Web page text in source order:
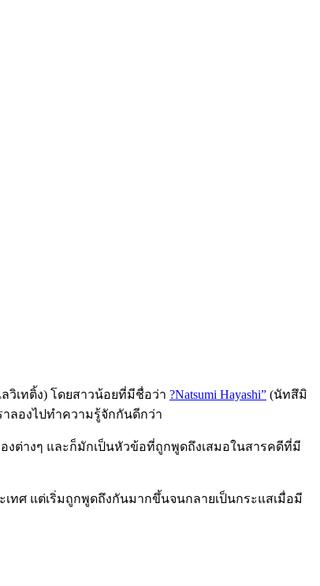
วิเทติ้ง) โดยสาวน้อยที่มีชื่อว่า ?Natsumi Hayashi” (นัทสึมิ
าลองไปทำความรู้จักกันดีกว่า
งต่างๆ และก็มักเป็นหัวข้อที่ถูกพูดถึงเสมอในสารคดีที่มี
ทศ แต่เริ่มถูกพูดถึงกันมากขึ้นจนกลายเป็นกระแสเมื่อมี